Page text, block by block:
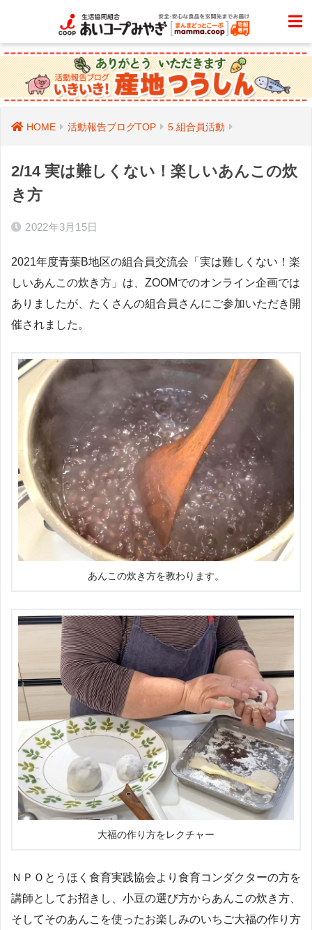
HOME 活動報告ブログTOP 5.組合員活動
2/14 実は難しくない！楽しいあんこの炊
き方
2022年3月15日
2021年度青葉B地区の組合員交流会「実は難しくない！楽
しいあんこの炊き方」は、ZOOMでのオンライン企画では
ありましたが、たくさんの組合員さんにご参加いただき開
催されました。
あんこの炊き方を教わります。
大福の作り方をレクチャー
ＮＰＯとうほく食育実践協会より食育コンダクターの方を
講師としてお招きし、小豆の選び方からあんこの炊き方、
そしてそのあんこを使ったお楽しみのいちご大福の作り方